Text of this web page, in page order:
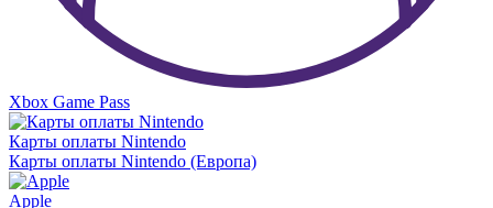
Xbox Game Pass
Карты оплаты Nintendo
Карты оплаты Nintendo (Европа)
Apple